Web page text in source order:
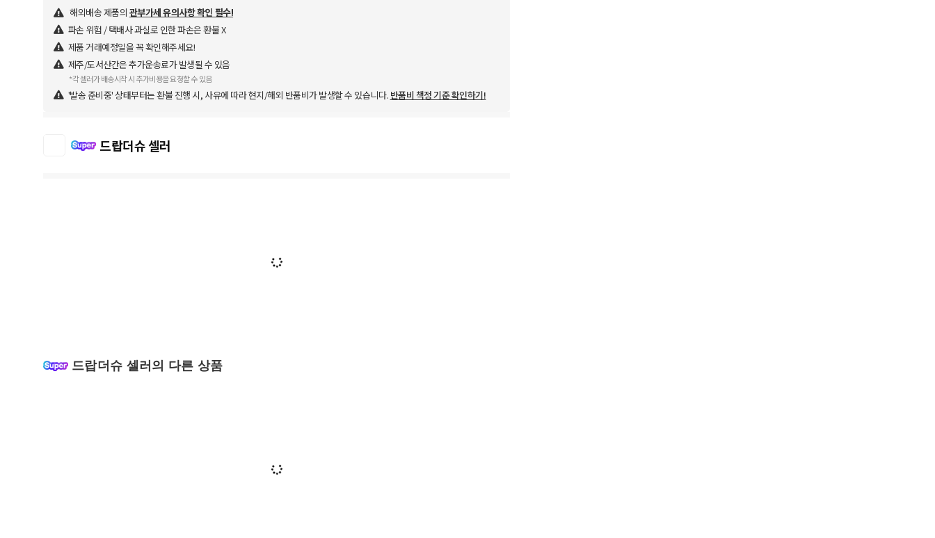
해외배송 제품의 관부가세 유의사항 확인 필수!
파손 위험 / 택배사 과실로 인한 파손은 환불 X
제품 거래예정일을 꼭 확인해주세요!
제주/도서산간은 추가운송료가 발생될 수 있음
*각 셀러가 배송시작 시 추가비용을 요청할 수 있음
'발송 준비중' 상태부터는 환불 진행 시, 사유에 따라 현지/해외 반품비가 발생할 수 있습니다. 반품비 책정 기준 확인하기!
드랍더슈 셀러
드랍더슈 셀러의 다른 상품